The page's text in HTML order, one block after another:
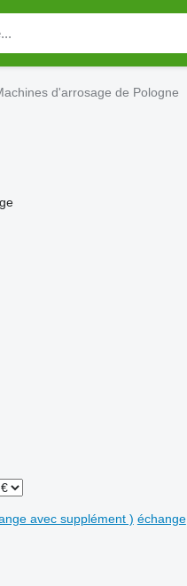
d'arrosage de Pologne
avec supplément ) échange